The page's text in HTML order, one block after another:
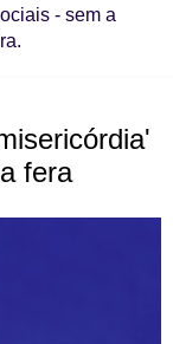
- sem a
fera